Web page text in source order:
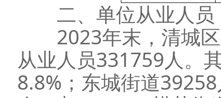
二、单位从业人员
2023年末，清城区
从业人员331759人。
8.8%；东城街道